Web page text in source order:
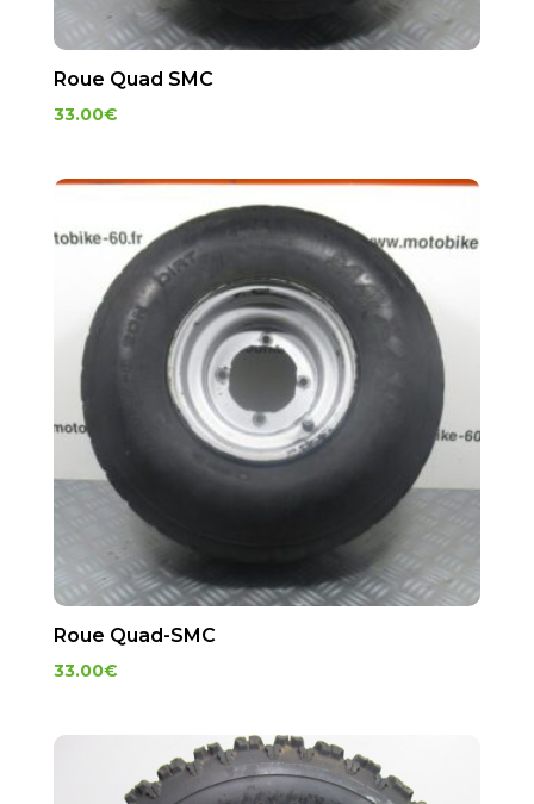
Roue Quad SMC
33.00€
Roue Quad-SMC
33.00€